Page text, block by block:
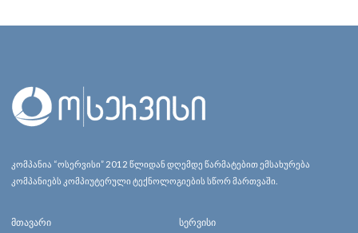
კომპანია “ოსერვისი” 2012 წლიდან დღემდე წარმატებით ემსახურება
კომპანიებს კომპიუტერული ტექნოლოგიების სწორ მართვაში.
მთავარი სერვისი